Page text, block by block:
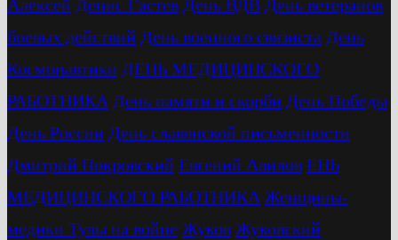
Алексей Денис Гастев День ВДВ День ветеранов
боевых действий День военного связиста День
Космонавтики ДЕНЬ МЕДИЦИНСКОГО
РАБОТНИКА День памяти и скорби День Победы
День России День славянской письменности
Дмитрий Покровский Евгений Авилов ЕНЬ
МЕДИЦИНСКОГО РАБОТНИКА Женщины-
медики Тулы на войне Жуков Жуковский